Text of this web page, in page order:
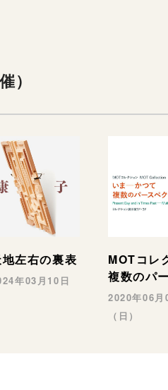
）
左右の裏表
年03月10日
MOTコ
複数のパ
2020年06
（日）